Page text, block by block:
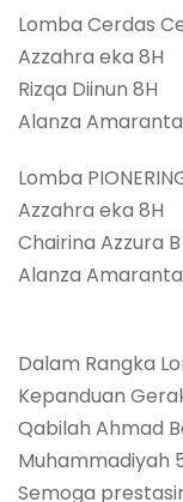
Lomba Cerdas
Azzahra eka 8H
Rizqa Diinun 8H
Alanza Amaranta
Lomba
Azzahra eka 8H
Chairina Azzura
Alanza Amaranta
Dalam Rangka
Kepanduan
Qabilah Ahmad
Muhammadiyah 5
Semoga